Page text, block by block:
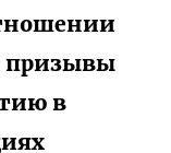
призывы
в